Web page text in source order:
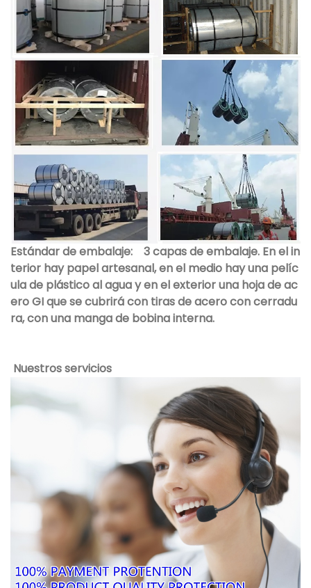
Estándar de embalaje:
3 capas de embalaje. En el in
terior hay papel artesanal, en el medio hay una pelíc
ula de plástico al agua y en el exterior una hoja de ac
ero GI que se cubrirá con tiras de acero con cerradu
ra, con una manga de bobina interna.
Nuestros servicios